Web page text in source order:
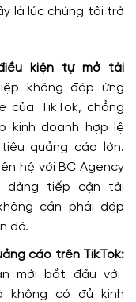
là lúc chúng tôi trở
kiện tự mở tài
không đáp ứng
của TikTok, chẳng
kinh doanh hợp lệ
quảng cáo lớn.
hệ với BC Agency
dàng tiếp cận tài
cần phải đáp
đó.
cáo trên TikTok:
mới bắt đầu với
không có đủ kinh